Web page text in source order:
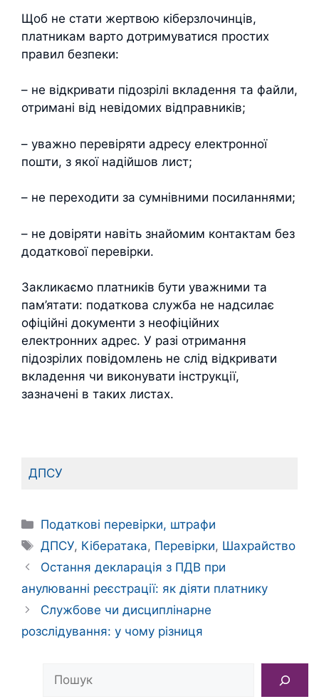
Щоб не стати жертвою кіберзлочинців,
платникам варто дотримуватися простих
правил безпеки:
– не відкривати підозрілі вкладення та файли,
отримані від невідомих відправників;
– уважно перевіряти адресу електронної
пошти, з якої надійшов лист;
– не переходити за сумнівними посиланнями;
– не довіряти навіть знайомим контактам без
додаткової перевірки.
Закликаємо платників бути уважними та
пам’ятати: податкова служба не надсилає
офіційні документи з неофіційних
електронних адрес. У разі отримання
підозрілих повідомлень не слід відкривати
вкладення чи виконувати інструкції,
зазначені в таких листах.
ДПСУ
Категорії
Податкові перевірки, штрафи
Позначки
ДПСУ, Кібератака, Перевірки, Шахрайство
Остання декларація з ПДВ при
анулюванні реєстрації: як діяти платнику
Службове чи дисциплінарне
розслідування: у чому різниця
Пошук